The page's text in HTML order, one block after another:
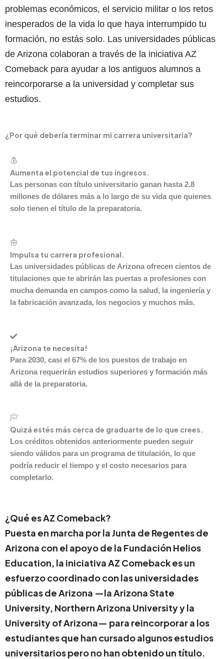
problemas económicos, el servicio militar o los retos
inesperados de la vida lo que haya interrumpido tu
formación, no estás solo. Las universidades públicas
de Arizona colaboran a través de la iniciativa AZ
Comeback para ayudar a los antiguos alumnos a
reincorporarse a la universidad y completar sus
estudios.
¿Por qué debería terminar mi carrera universitaria?
Aumenta el potencial de tus ingresos.
Las personas con título universitario ganan hasta 2.8
millones de dólares más a lo largo de su vida que quienes
solo tienen el título de la preparatoria.
Impulsa tu carrera profesional.
Las universidades públicas de Arizona ofrecen cientos de
titulaciones que te abrirán las puertas a profesiones con
mucha demanda en campos como la salud, la ingeniería y
la fabricación avanzada, los negocios y muchos más.
¡Arizona te necesita!
Para 2030, casi el 67% de los puestos de trabajo en
Arizona requerirán estudios superiores y formación más
allá de la preparatoria.
Quizá estés más cerca de graduarte de lo que crees.
Los créditos obtenidos anteriormente pueden seguir
siendo válidos para un programa de titulación, lo que
podría reducir el tiempo y el costo necesarios para
completarlo.
¿Qué es AZ Comeback?
Puesta en marcha por la Junta de Regentes de
Arizona con el apoyo de la Fundación Helios
Education, la iniciativa AZ Comeback es un
esfuerzo coordinado con las universidades
públicas de Arizona —la Arizona State
University, Northern Arizona University y la
University of Arizona— para reincorporar a los
estudiantes que han cursado algunos estudios
universitarios pero no han obtenido un título.